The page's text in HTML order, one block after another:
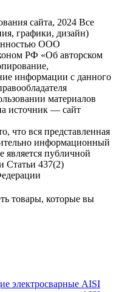
сайта, 2024 Все
графики, дизайн)
ООО
РФ «Об авторском
информации с данного
материалов
источник — сайт
вся представленная
информационный
является публичной
Статьи 437(2)
товары, которые вы
электросварные AISI